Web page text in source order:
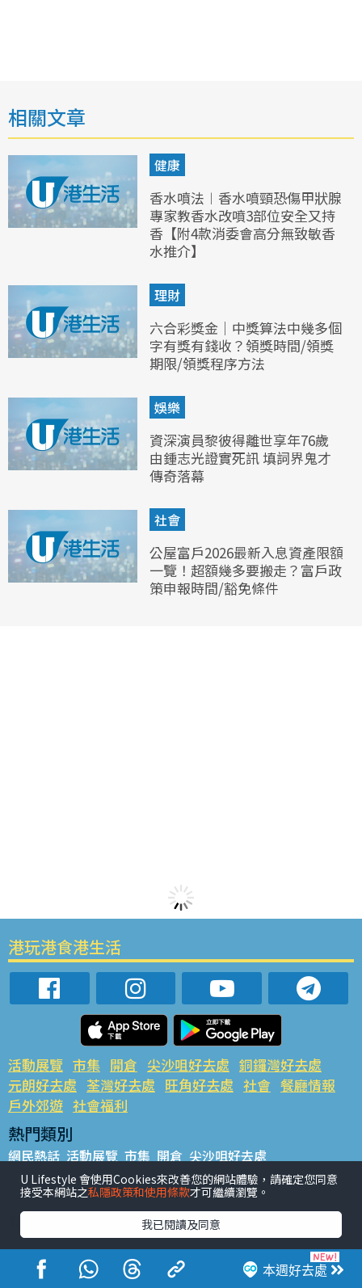
相關文章
健康
香水噴法︱香水噴頸恐傷甲狀腺
專家教香水改噴3部位安全又持
香【附4款消委會高分無致敏香
水推介】
理財
六合彩獎金｜中獎算法中幾多個
字有獎有錢收？領獎時間/領獎
期限/領獎程序方法
娛樂
資深演員黎彼得離世享年76歲
由鍾志光證實死訊 填詞界鬼才
傳奇落幕
社會
公屋富戶2026最新入息資產限額
一覽！超額幾多要搬走？富戶政
策申報時間/豁免條件
本週好去處
港玩港食港生活
活動展覽 市集 開倉 尖沙咀好去處 銅鑼灣好去處
元朗好去處 荃灣好去處 旺角好去處 社會 餐廳情報
戶外郊遊 社會福利
熱門類別
網民熱話 活動展覽 市集 開倉 尖沙咀好去處
銅鑼灣好去處 元朗好去處 荃灣好去處 旺角好去處 社會
餐廳情報 戶外郊遊
熱門標籤
#UGO搵好去處 #人氣活動推介 #美食社群熱話
#親子玩樂好去處
#ULifestyle應用程式
#限時搶
#UJetso禮物放送
#ULifestyle商戶中心 #著數 #網絡熱話
U Lifestyle 會使用Cookies來改善您的網站體驗，請確定您同意
接受本網站之私隱政策和使用條款才可繼續瀏覽。
我已閱讀及同意